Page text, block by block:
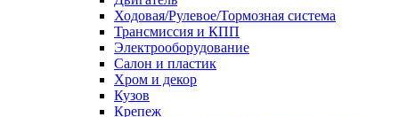
Ходовая/Рулевое/Тормозная система
Трансмиссия и КПП
Электрооборудование
Салон и пластик
Хром и декор
Кузов
Крепеж